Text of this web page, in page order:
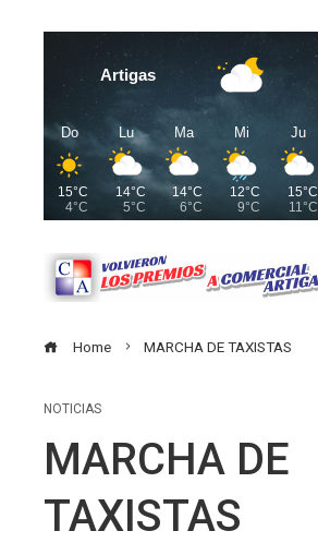
Artigas
Do
15°C
4°C
Lu
14°C
5°C
Ma
14°C
6°C
Mi
12°C
9°C
Ju
15°C
11°C
Home MARCHA DE TAXISTAS
NOTICIAS
MARCHA DE
TAXISTAS